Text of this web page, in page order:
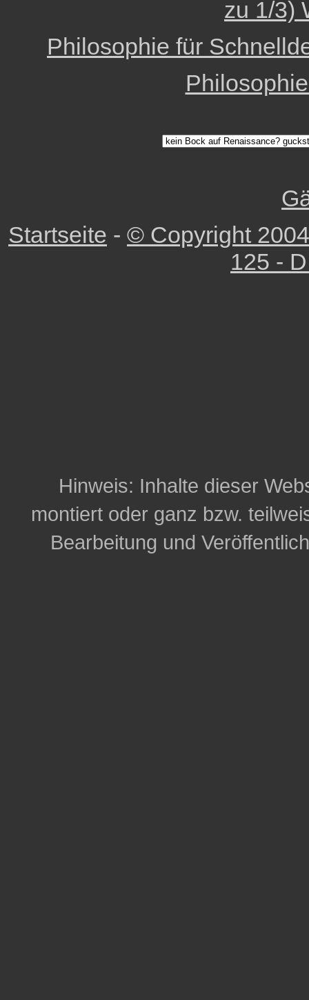
zu 1/3)
Philosophie für
Startseite - © Copyright
125 -
Hinweis: Inhalte dieser
montiert oder ganz bzw.
Bearbeitung und